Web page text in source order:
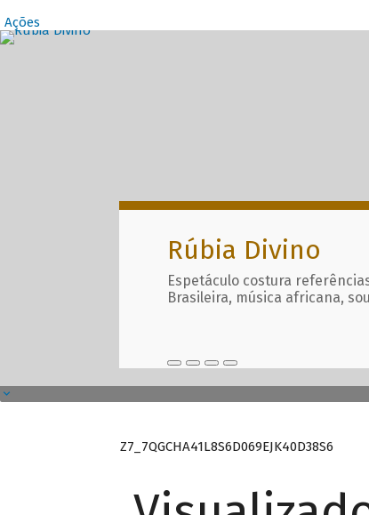
Ações
Destaques
Rúbia Divino
Espetáculo costura
Brasileira, música africana,
Z7_7QGCHA41L8S6D069EJK40D38S6